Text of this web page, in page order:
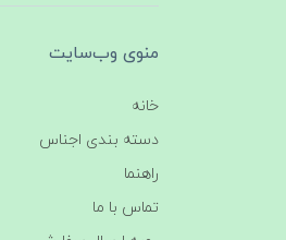
منوی وب‌سایت
خانه
دسته بندی اجناس
راهنما
تماس با ما